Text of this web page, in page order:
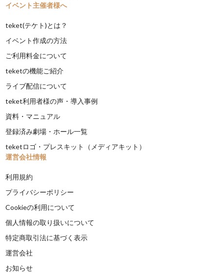
イベント主催者様へ
teket(テケト)とは？
イベント作成の方法
ご利用料金について
teketの機能ご紹介
ライブ配信について
teket利用者様の声・導入事例
資料・マニュアル
登録済み劇場・ホール一覧
teketロゴ・プレスキット（メディアキット）
運営会社情報
利用規約
プライバシーポリシー
Cookieの利用について
個人情報の取り扱いについて
特定商取引法に基づく表示
運営会社
お知らせ